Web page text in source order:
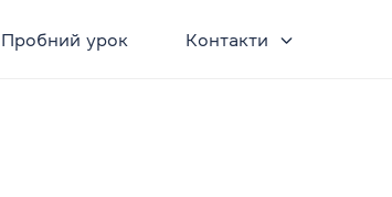
Пробний урок Контакти